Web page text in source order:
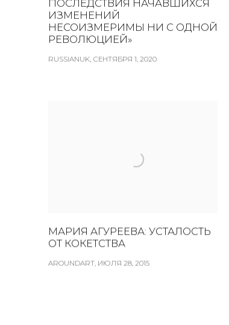
ПОСЛЕДСТВИЯ НАЧАВШИХСЯ
ИЗМЕНЕНИЙ
НЕСОИЗМЕРИМЫ НИ С ОДНОЙ
РЕВОЛЮЦИЕЙ»
RUSSIANUK, СЕНТЯБРЯ 1, 2020
МАРИЯ АГУРЕЕВА: УСТАЛОСТЬ
ОТ КОКЕТСТВА
AROUNDART, ИЮЛЯ 28, 2015